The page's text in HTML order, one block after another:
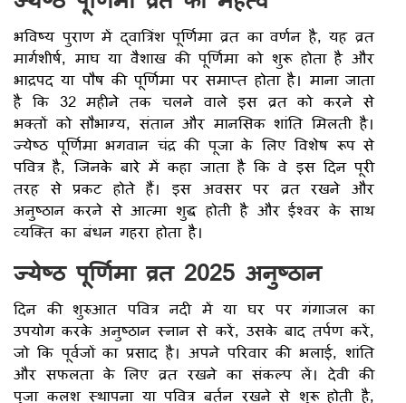
भविष्य पुराण में द्वात्रिंश पूर्णिमा व्रत का वर्णन है, यह व्रत
मार्गशीर्ष, माघ या वैशाख की पूर्णिमा को शुरू होता है और
भाद्रपद या पौष की पूर्णिमा पर समाप्त होता है। माना जाता
है कि 32 महीने तक चलने वाले इस व्रत को करने से
भक्तों को सौभाग्य, संतान और मानसिक शांति मिलती है।
ज्येष्ठ पूर्णिमा भगवान चंद्र की पूजा के लिए विशेष रूप से
पवित्र है, जिनके बारे में कहा जाता है कि वे इस दिन पूरी
तरह से प्रकट होते हैं। इस अवसर पर व्रत रखने और
अनुष्ठान करने से आत्मा शुद्ध होती है और ईश्वर के साथ
व्यक्ति का बंधन गहरा होता है।
ज्येष्ठ पूर्णिमा व्रत 2025 अनुष्ठान
दिन की शुरुआत पवित्र नदी में या घर पर गंगाजल का
उपयोग करके अनुष्ठान स्नान से करें, उसके बाद तर्पण करें,
जो कि पूर्वजों का प्रसाद है। अपने परिवार की भलाई, शांति
और सफलता के लिए व्रत रखने का संकल्प लें। देवी की
पूजा कलश स्थापना या पवित्र बर्तन रखने से शुरू होती है,